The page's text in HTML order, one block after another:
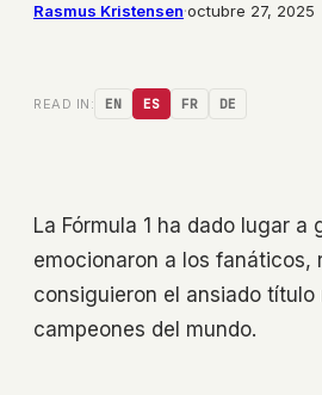
Rasmus Kristensen·octubre 27, 2025
READ IN: EN ES FR DE
La Fórmula 1 ha dado lugar
emocionaron a los fanáticos,
consiguieron el ansiado título
campeones del mundo.